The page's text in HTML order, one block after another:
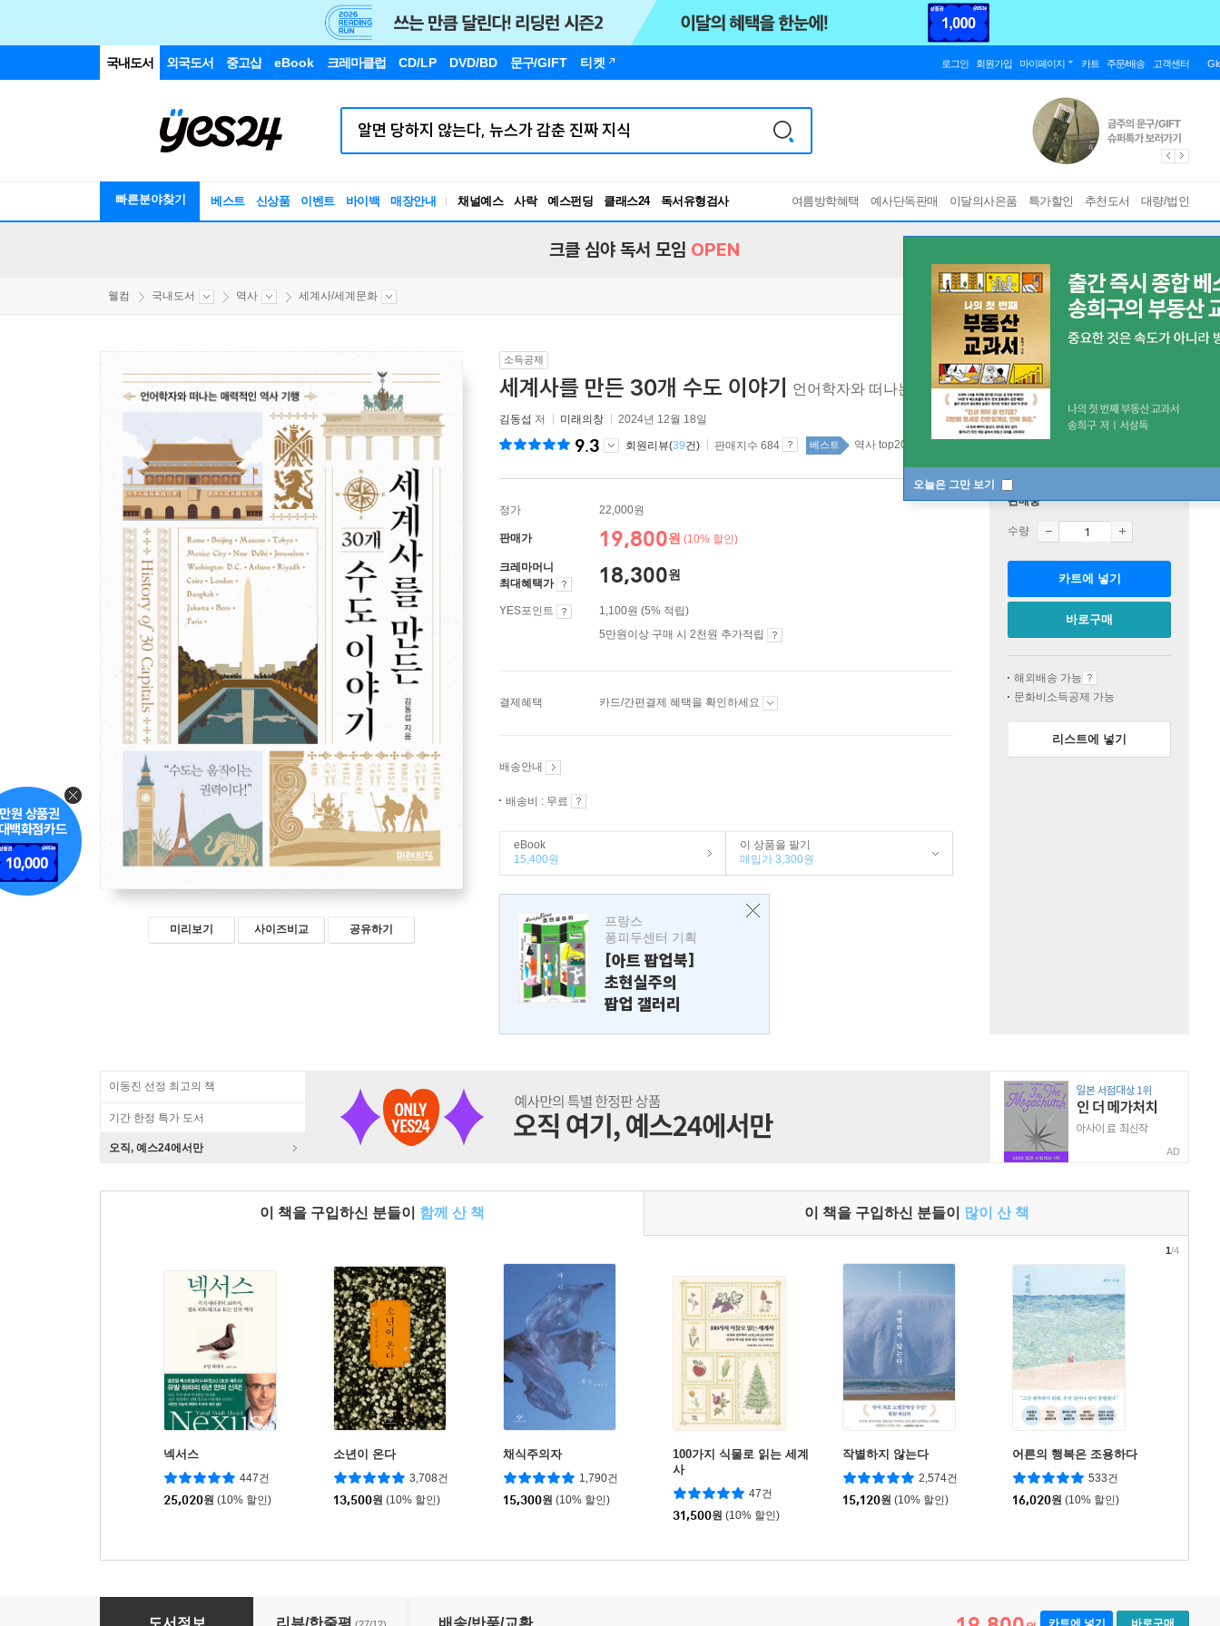
국내도서 외국도서 중고샵 eBook 크레마클럽 CD/LP DVD/BD 문구/GIFT 티켓 로그인 회원가입 마이페이지 카트 주문/배송 고객센터
빠른분야찾기 베스트 신상품 이벤트 바이백 매장안내 채널예스 사락 예스펀딩 클래스24
독서유형검사
RBTI Lab
여름방학혜택 예사단독판매 이달의사은품 특가할인 추천도서 대량/법인
오늘은 그만 보기
크클 심야 독서 모임 OPEN
웰컴 국내도서 역사 세계사/세계문화
미리보기 사이즈비교 공유하기
소득공제
세계사를 만든 30개 수도 이야기 언어학자와 떠나는 매력적인 역사 기행
김동섭 저 미래의창 2024년 12월 18일
9.3 회원리뷰(39건) 판매지수 684 베스트 역사 top20 1주
정가 22,000원
판매가 19,800원 (10% 할인)
크레마머니
최대혜택가
18,300원
YES포인트
1,100원 (5% 적립)
5만원이상 구매 시 2천원 추가적립
결제혜택 카드/간편결제 혜택을 확인하세요
배송안내
배송비 : 무료
eBook
15,400원
이 상품을 팔기
매입가 3,300원
프랑스
퐁피두센터 기획
[아트 팝업북]
초현실주의
팝업 갤러리
판매중
수량
카트에 넣기
바로구매
해외배송 가능
문화비소득공제 가능
리스트에 넣기
이동진 선정 최고의 책
기간 한정 특가 도서
오직, 예스24에서만 AD
이 책을 구입하신 분들이 함께 산 책 이 책을 구입하신 분들이 많이 산 책
넥서스
447건
25,020원 (10% 할인)
소년이 온다
3,708건
13,500원 (10% 할인)
채식주의자
1,790건
15,300원 (10% 할인)
100가지 식물로 읽는 세계
사
47건
31,500원 (10% 할인)
작별하지 않는다
2,574건
15,120원 (10% 할인)
어른의 행복은 조용하다
533건
16,020원 (10% 할인)
1/4
세계사를 만든 30개 수도 이야기
도서정보 리뷰/한줄평 배송/반품/교환 카트에 넣기 바로구매